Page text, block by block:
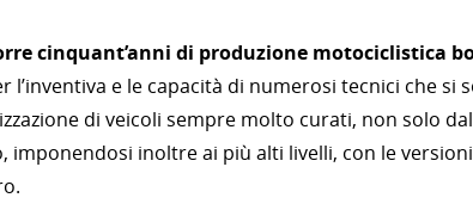
cinquant’anni di produzione motociclistica
l’inventiva e le capacità di numerosi tecnici che si
di veicoli sempre molto curati, non solo
imponendosi inoltre ai più alti livelli, con le